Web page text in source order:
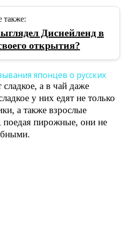
также:
Диснейленд в
открытия?
а в чай даже
у них едят не только
а также взрослые
пирожные, они не